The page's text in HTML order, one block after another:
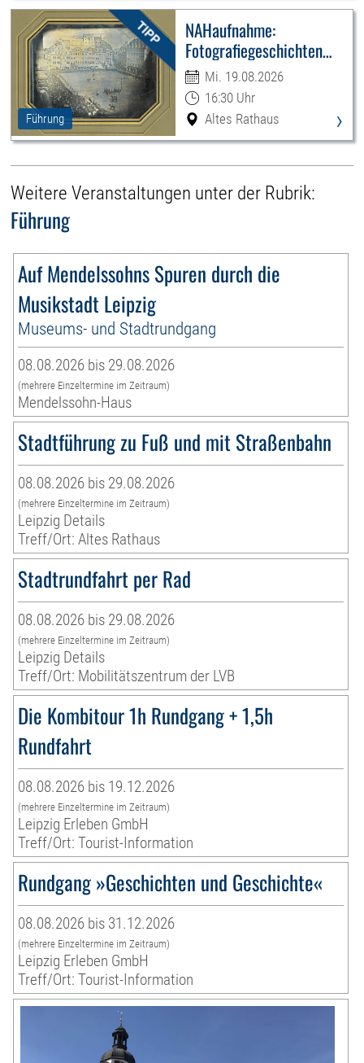
Führung
NAHaufnahme:
Fotografiegeschichten
Leipzigs
Mi. 19.08.2026
16:30 Uhr
Altes Rathaus
›
Weitere Veranstaltungen unter der Rubrik:
Führung
Auf Mendelssohns Spuren durch die
Musikstadt Leipzig
Museums- und Stadtrundgang
08.08.2026 bis 29.08.2026
(mehrere Einzeltermine im Zeitraum)
Mendelssohn-Haus
Stadtführung zu Fuß und mit Straßenbahn
08.08.2026 bis 29.08.2026
(mehrere Einzeltermine im Zeitraum)
Leipzig Details
Treff/Ort: Altes Rathaus
Stadtrundfahrt per Rad
08.08.2026 bis 29.08.2026
(mehrere Einzeltermine im Zeitraum)
Leipzig Details
Treff/Ort: Mobilitätszentrum der LVB
Die Kombitour 1h Rundgang + 1,5h
Rundfahrt
08.08.2026 bis 19.12.2026
(mehrere Einzeltermine im Zeitraum)
Leipzig Erleben GmbH
Treff/Ort: Tourist-Information
Rundgang »Geschichten und Geschichte«
08.08.2026 bis 31.12.2026
(mehrere Einzeltermine im Zeitraum)
Leipzig Erleben GmbH
Treff/Ort: Tourist-Information